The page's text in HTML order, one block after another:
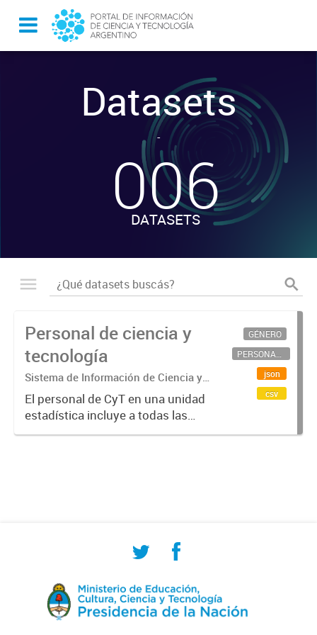
Datasets
-
006
DATASETS
Personal de ciencia y
tecnología
Sistema de Información de Ciencia y
Tecnología Argentino (SICYTAR)
El personal de CyT en una unidad
estadística incluye a todas las
personas involucradas
GÉNERO
PERSONAL CIENTÍFICO-TECNOLÓGICO
json
csv